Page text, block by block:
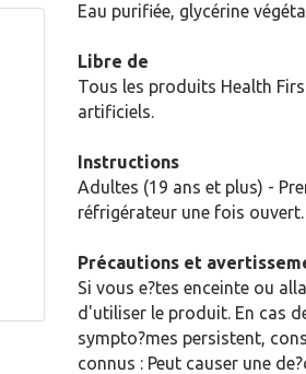
Eau purifiée, glycérine
Libre de
Tous les produits Health
artificiels.
Instructions
Adultes (19 ans et plus) -
réfrigérateur une fois
Précautions et
Si vous e?tes enceinte ou
d'utiliser le produit. En cas
sympto?mes persistent,
connus : Peut causer une